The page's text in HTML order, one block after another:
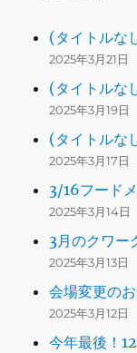
(タイトルな
2025年3月21日
(タイトルな
2025年3月19日
(タイトルな
2025年3月17日
3/16フード
2025年3月14日
3月のクワ
2025年3月13日
会場変更の
2025年3月12日
今年最後！